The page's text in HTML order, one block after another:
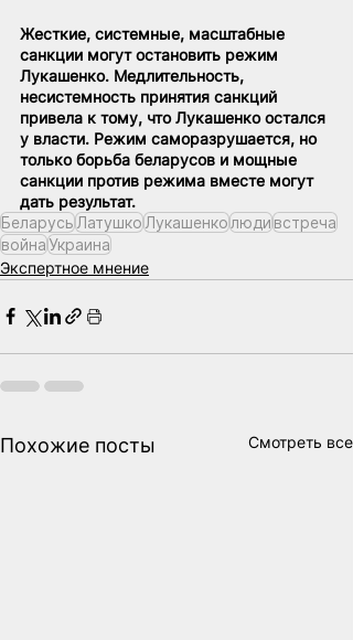
Жесткие, системные, масштабные
санкции могут остановить режим
Лукашенко. Медлительность,
несистемность принятия санкций
привела к тому, что Лукашенко остался
у власти. Режим саморазрушается, но
только борьба беларусов и мощные
санкции против режима вместе могут
дать результат.
БеларусьЛатушкоЛукашенколюдивстреча
войнаУкраина
Экспертное мнение
Похожие посты Смотреть все